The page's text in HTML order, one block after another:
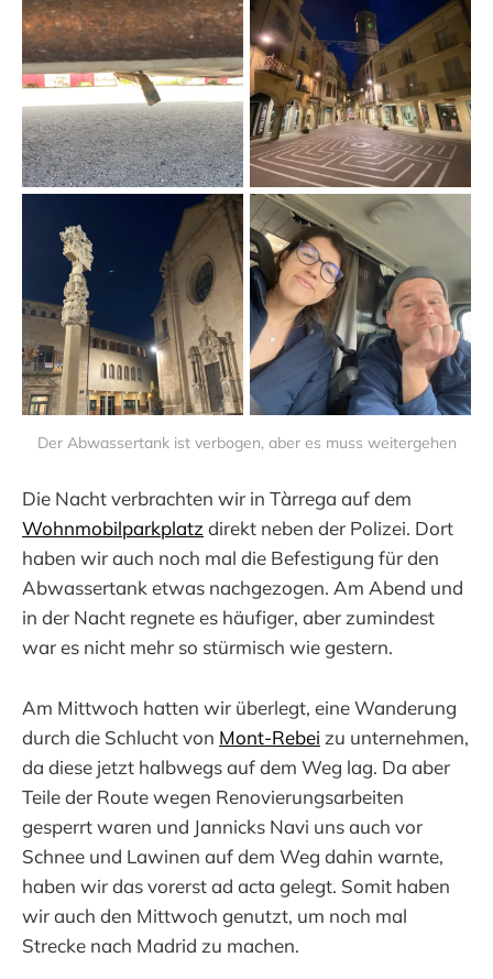
Der Abwassertank ist verbogen, aber es muss weitergehen
Die Nacht verbrachten wir in Tàrrega auf dem
Wohnmobilparkplatz direkt neben der Polizei. Dort
haben wir auch noch mal die Befestigung für den
Abwassertank etwas nachgezogen. Am Abend und
in der Nacht regnete es häufiger, aber zumindest
war es nicht mehr so stürmisch wie gestern.
Am Mittwoch hatten wir überlegt, eine Wanderung
durch die Schlucht von Mont-Rebei zu unternehmen,
da diese jetzt halbwegs auf dem Weg lag. Da aber
Teile der Route wegen Renovierungsarbeiten
gesperrt waren und Jannicks Navi uns auch vor
Schnee und Lawinen auf dem Weg dahin warnte,
haben wir das vorerst ad acta gelegt. Somit haben
wir auch den Mittwoch genutzt, um noch mal
Strecke nach Madrid zu machen.